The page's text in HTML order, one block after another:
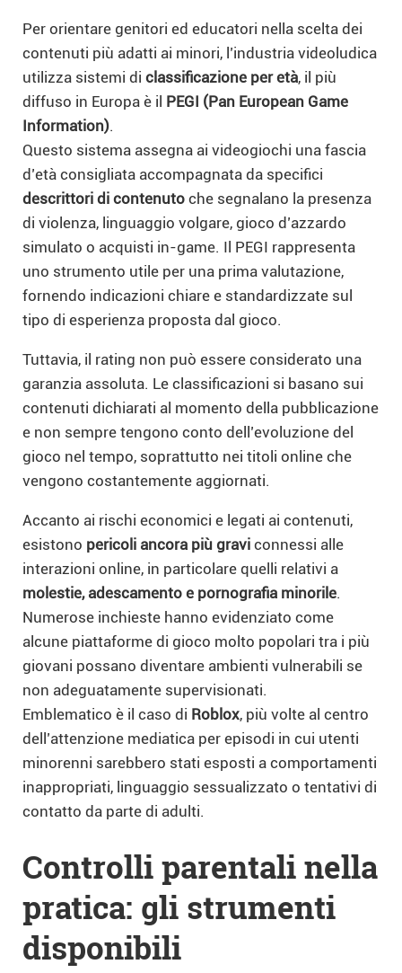
Per orientare genitori ed educatori nella scelta dei
contenuti più adatti ai minori, l’industria videoludica
utilizza sistemi di classificazione per età, il più
diffuso in Europa è il PEGI (Pan European Game
Information).
Questo sistema assegna ai videogiochi una fascia
d’età consigliata accompagnata da specifici
descrittori di contenuto che segnalano la presenza
di violenza, linguaggio volgare, gioco d’azzardo
simulato o acquisti in-game. Il PEGI rappresenta
uno strumento utile per una prima valutazione,
fornendo indicazioni chiare e standardizzate sul
tipo di esperienza proposta dal gioco.
Tuttavia, il rating non può essere considerato una
garanzia assoluta. Le classificazioni si basano sui
contenuti dichiarati al momento della pubblicazione
e non sempre tengono conto dell’evoluzione del
gioco nel tempo, soprattutto nei titoli online che
vengono costantemente aggiornati.
Accanto ai rischi economici e legati ai contenuti,
esistono pericoli ancora più gravi connessi alle
interazioni online, in particolare quelli relativi a
molestie, adescamento e pornografia minorile.
Numerose inchieste hanno evidenziato come
alcune piattaforme di gioco molto popolari tra i più
giovani possano diventare ambienti vulnerabili se
non adeguatamente supervisionati.
Emblematico è il caso di Roblox, più volte al centro
dell’attenzione mediatica per episodi in cui utenti
minorenni sarebbero stati esposti a comportamenti
inappropriati, linguaggio sessualizzato o tentativi di
contatto da parte di adulti.
Controlli parentali nella
pratica: gli strumenti
disponibili